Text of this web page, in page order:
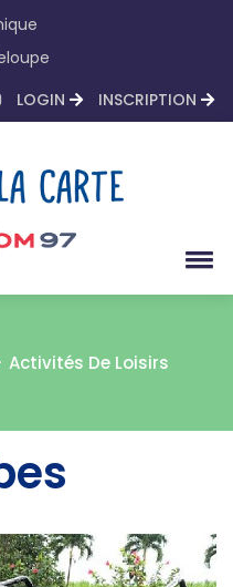
LOGIN INSCRIPTION
Activités De Loisirs